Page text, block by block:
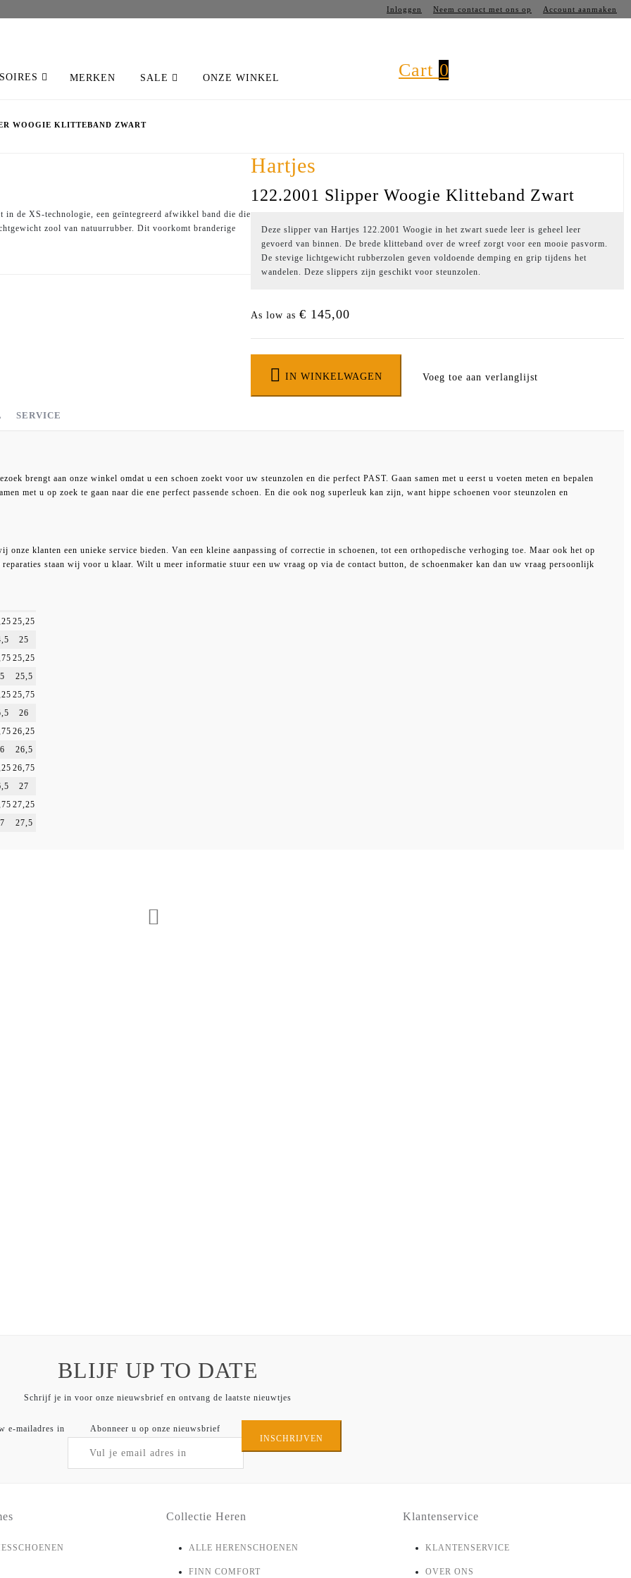
Inloggen Neem contact met ons op Account aanmaken
MERKEN SALE ONZE WINKEL Cart 0
WOOGIE KLITTEBAND ZWART
Hartjes
122.2001 Slipper Woogie Klitteband Zwart
Deze slipper van Hartjes 122.2001 Woogie in het zwart suede leer is geheel leer
gevoerd van binnen. De brede klitteband over de wreef zorgt voor een mooie pasvorm.
De stevige lichtgewicht rubberzolen geven voldoende demping en grip tijdens het
wandelen. Deze slippers zijn geschikt voor steunzolen.
As low as € 145,00
IN WINKELWAGEN Voeg toe aan verlanglijst
de XS-technologie, een geïntegreerd afwikkel band die die
zool van natuurrubber. Dit voorkomt branderige
door PostNL bij uw thuis geleverd.
u het tot 14 dagen na afleverdatum retour sturen. Wij accepteren enkel onbeschadigde en ongedragen artikelen in de originele doos met
bewijs goed bewaart. In het geval van vragen over uw retourzending kunnen wij om dit bewijs vragen om te onderzoeken wat de status van uw
wij ernaar het door ons verschuldigde bedrag binnen 5 werkdagen terug te storten op uw bank-, giro- of creditcard rekening. Beschadigde artikelen
schadevergoeding.
CM
M
23,75
24
25,25
25
25,25
25,5
25,75
26
26,25
26,5
26,75
27
27,25
27,5
SERVICE
brengt aan onze winkel omdat u een schoen zoekt voor uw steunzolen en die perfect PAST. Gaan samen met u eerst u voeten meten en bepalen
met u op zoek te gaan naar die ene perfect passende schoen. En die ook nog superleuk kan zijn, want hippe schoenen voor steunzolen en
onze klanten een unieke service bieden. Van een kleine aanpassing of correctie in schoenen, tot een orthopedische verhoging toe. Maar ook het op
staan wij voor u klaar. Wilt u meer informatie stuur een uw vraag op via de contact button, de schoenmaker kan dan uw vraag persoonlijk
BLIJF UP TO DATE
Schrijf je in voor onze nieuwsbrief en ontvang de laatste nieuwtjes
e-mailadres in
Abonneer u op onze nieuwsbrief
INSCHRIJVEN
Collectie Heren
ALLE HERENSCHOENEN
FINN COMFORT
Klantenservice
KLANTENSERVICE
OVER ONS